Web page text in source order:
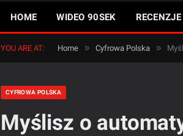
HOME WIDEO 90SEK
YOU ARE AT: Home » Cyfrowa Polska »
CYFROWA POLSKA
Myślisz o